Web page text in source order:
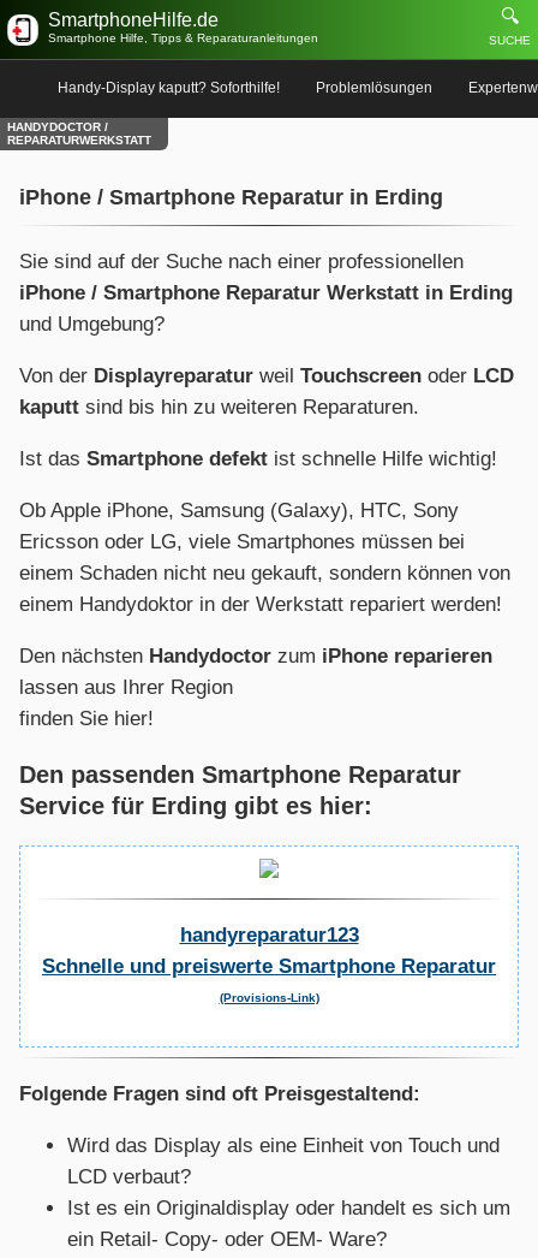
SmartphoneHilfe.de
Smartphone Hilfe, Tipps & Reparaturanleitungen
🔍
SUCHE
Handy-Display kaputt? Soforthilfe! Problemlösungen
HANDYDOCTOR /
REPARATURWERKSTATT
iPhone / Smartphone Reparatur in Erding
Sie sind auf der Suche nach einer professionellen
iPhone / Smartphone Reparatur Werkstatt in Erding
und Umgebung?
Von der Displayreparatur weil Touchscreen oder LCD
kaputt sind bis hin zu weiteren Reparaturen.
Ist das Smartphone defekt ist schnelle Hilfe wichtig!
Ob Apple iPhone, Samsung (Galaxy), HTC, Sony
Ericsson oder LG, viele Smartphones müssen bei
einem Schaden nicht neu gekauft, sondern können von
einem Handydoktor in der Werkstatt repariert werden!
Den nächsten Handydoctor zum iPhone reparieren
lassen aus Ihrer Region
finden Sie hier!
Den passenden Smartphone Reparatur
Service für Erding gibt es hier:
handyreparatur123
Schnelle und preiswerte Smartphone Reparatur
(Provisions-Link)
Folgende Fragen sind oft Preisgestaltend:
Wird das Display als eine Einheit von Touch und
LCD verbaut?
Ist es ein Originaldisplay oder handelt es sich um
ein Retail- Copy- oder OEM- Ware?